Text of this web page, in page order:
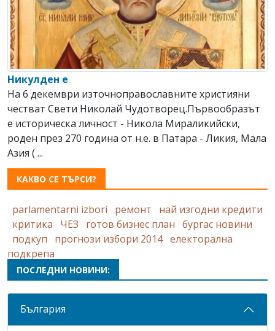
Никулден е
На 6 декември източноправославните християни
честват Свeти Николай Чудотворец.Първообразът
е историческа личност - Никола Мираликийски,
роден през 270 година от н.е. в Патара - Ликия, Мала
Азия ( ...
КАКВО СЕ ТЪРСИ?
parlamentarni izbori ремонт
най изгодни кредити
критика
ЧЕЗ готов бизнес план бургас новини
подкуп
прогнози избори 2014 електорална
подкрепа
ПОСЛЕДНИ НОВИНИ:
България